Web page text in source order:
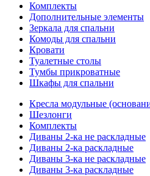
Комплекты
Дополнительные элементы
Зеркала для спальни
Комоды для спальни
Кровати
Туалетные столы
Тумбы прикроватные
Шкафы для спальни
Кресла модульные
Шезлонги
Комплекты
Диваны 2-ка не раскладные
Диваны 2-ка раскладные
Диваны 3-ка не раскладные
Диваны 3-ка раскладные